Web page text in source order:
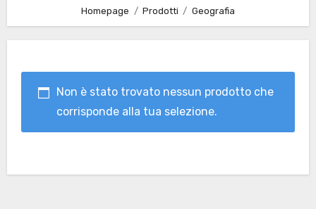
Homepage Prodotti Geografia
Non è stato trovato nessun prodotto che
corrisponde alla tua selezione.